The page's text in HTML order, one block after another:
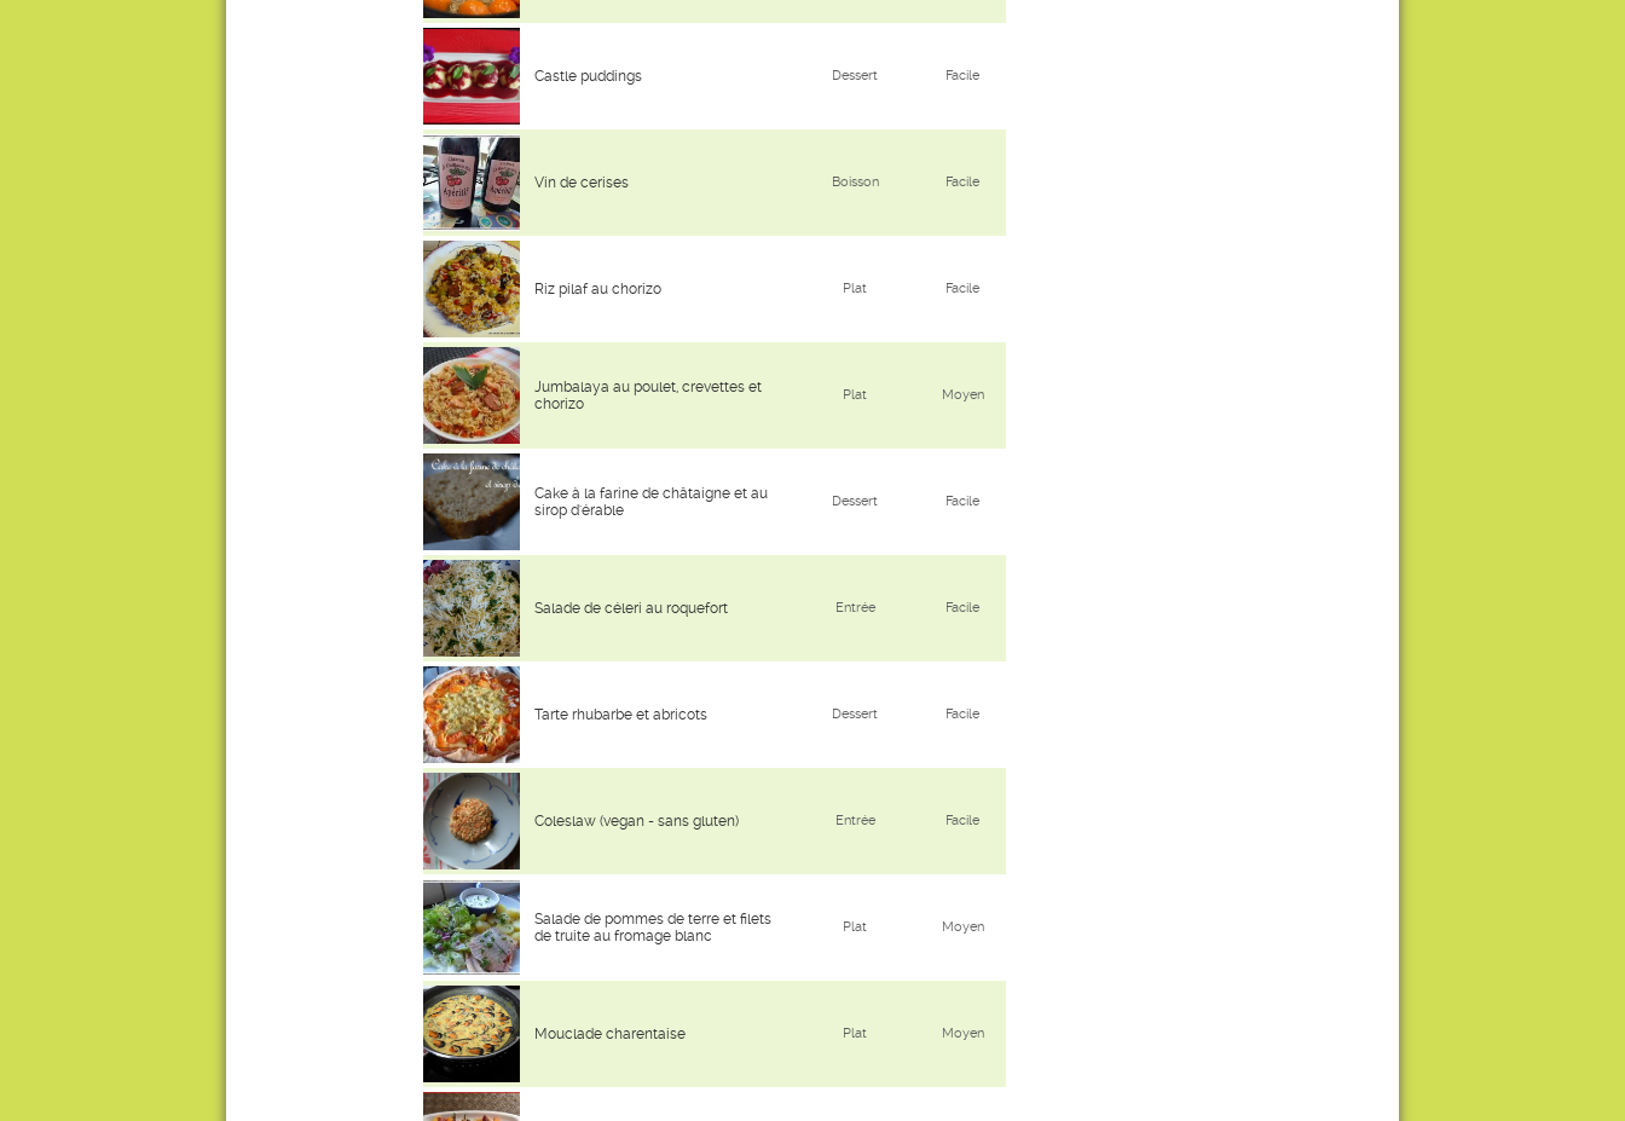
Castle puddings Dessert Facile
Vin de cerises Boisson Facile
Riz pilaf au chorizo Plat Facile
Jumbalaya au poulet, crevettes et
chorizo
Plat Moyen
Cake à la farine de châtaigne et au
sirop d'érable
Dessert Facile
Salade de céleri au roquefort Entrée Facile
Tarte rhubarbe et abricots Dessert Facile
Coleslaw (vegan - sans gluten) Entrée Facile
Salade de pommes de terre et filets
de truite au fromage blanc
Plat Moyen
Mouclade charentaise Plat Moyen